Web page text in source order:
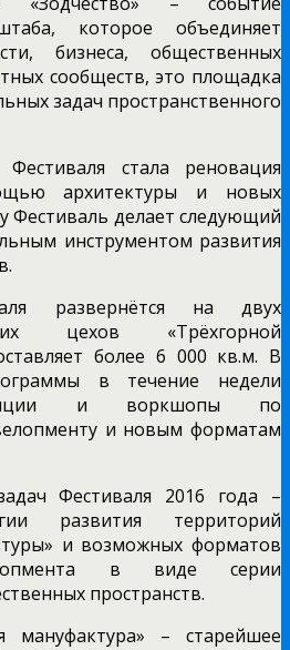
которое объединяет
бизнеса, общественных
сообществ, это площадка
задач пространственного
стала реновация
архитектуры и новых
Фестиваль делает следующий
инструментом развития
развернётся на двух
цехов «Трёхгорной
более 6 000 кв.м. В
в течение недели
и воркшопы по
и новым форматам
Фестиваля 2016 года –
развития территорий
и возможных форматов
в виде серии
пространств.
мануфактура» – старейшее